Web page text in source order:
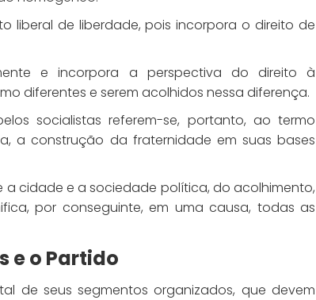
liberal de liberdade, pois incorpora o direito de
e incorpora a perspectiva do direito à
diferentes e serem acolhidos nessa diferença.
socialistas referem-se, portanto, ao termo
a construção da fraternidade em suas bases
cidade e a sociedade política, do acolhimento,
por conseguinte, em uma causa, todas as
e o Partido
de seus segmentos organizados, que devem